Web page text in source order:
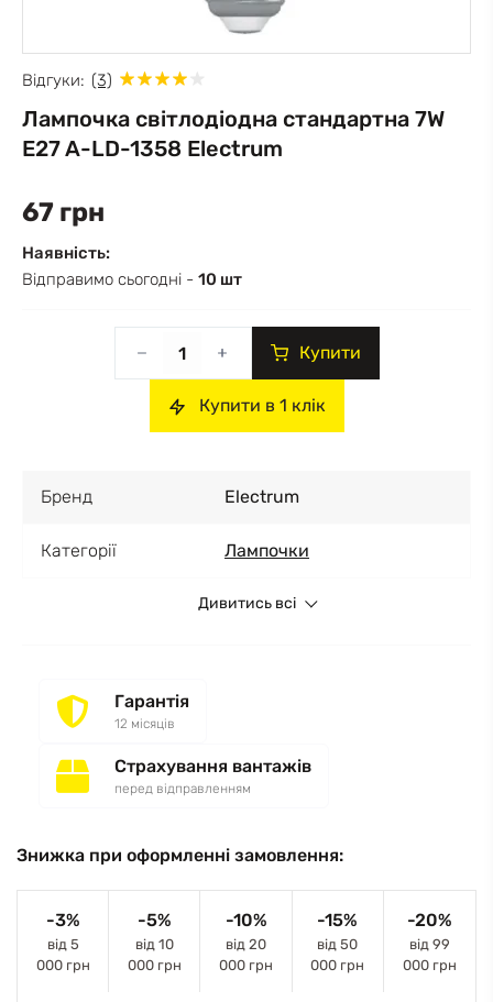
Відгуки: (3)
Лампочка світлодіодна стандартна 7W
E27 A-LD-1358 Electrum
67 грн
Наявність:
Відправимо сьогодні - 10 шт
Купити
Купити в 1 клік
Бренд Electrum
Категорії Лампочки
Дивитись всі
Гарантія
12 місяців
Страхування вантажів
перед відправленням
Знижка при оформленні замовлення:
-3%
від 5
000 грн
-5%
від 10
000 грн
-10%
від 20
000 грн
-15%
від 50
000 грн
-20%
від 99
000 грн